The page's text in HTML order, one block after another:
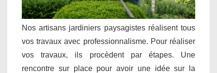
Nos artisans jardiniers paysagistes réalisent tous
vos travaux avec professionnalisme. Pour réaliser
vos travaux, ils procèdent par étapes. Une
rencontre sur place pour avoir une idée sur la